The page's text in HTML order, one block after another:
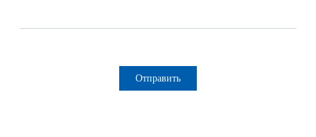
Отправить